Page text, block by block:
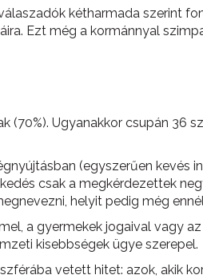
kétharmada szerint
Ezt még a kormánnyal
Ugyanakkor csupán 36
(egyszerűen kevés
csak a megkérdezettek
helyit pedig még
a gyermekek jogaival vagy
kisebbségek ügye szerepel.
vetett hitet: azok, akik